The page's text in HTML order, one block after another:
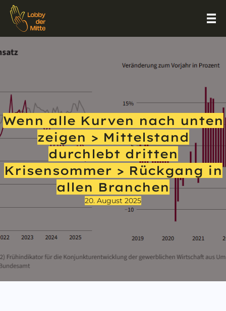
Wenn alle Kurven nach unten
zeigen > Mittelstand
durchlebt dritten
Krisensommer > Rückgang in
allen Branchen
20. August 2025